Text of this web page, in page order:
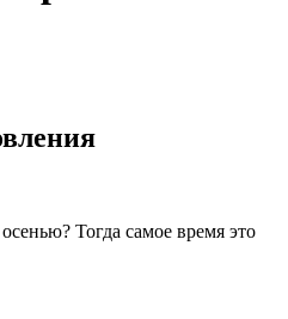
Тогда самое время это